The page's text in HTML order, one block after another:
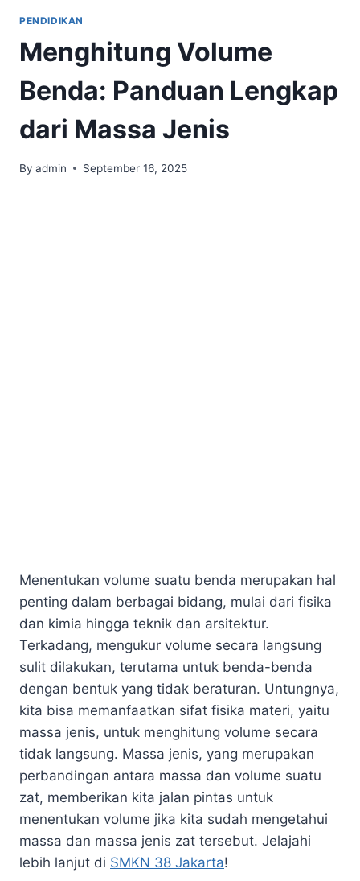
PENDIDIKAN
Menghitung Volume
Benda: Panduan Lengkap
dari Massa Jenis
By admin September 16, 2025
Menentukan volume suatu benda merupakan hal
penting dalam berbagai bidang, mulai dari fisika
dan kimia hingga teknik dan arsitektur.
Terkadang, mengukur volume secara langsung
sulit dilakukan, terutama untuk benda-benda
dengan bentuk yang tidak beraturan. Untungnya,
kita bisa memanfaatkan sifat fisika materi, yaitu
massa jenis, untuk menghitung volume secara
tidak langsung. Massa jenis, yang merupakan
perbandingan antara massa dan volume suatu
zat, memberikan kita jalan pintas untuk
menentukan volume jika kita sudah mengetahui
massa dan massa jenis zat tersebut. Jelajahi
lebih lanjut di SMKN 38 Jakarta!